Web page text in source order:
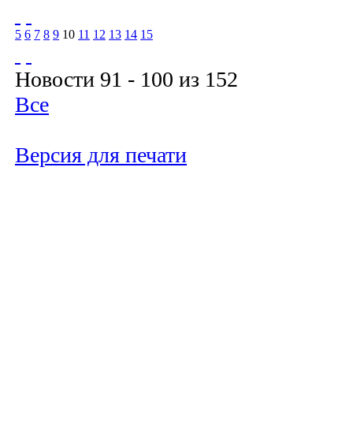
5 6 7 8 9 10 11 12 13 14 15
Новости 91 - 100 из 152
Все
Версия для печати